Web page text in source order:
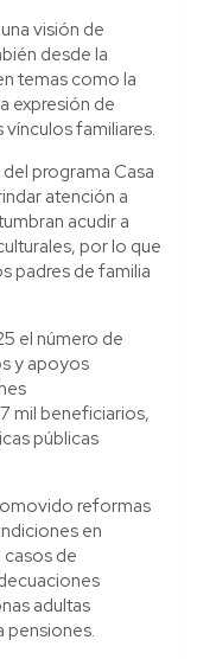
visión de
desde la
temas como la
expresión de
familiares.
programa Casa
atención a
acudir a
por lo que
padres de familia
el número de
y apoyos
mil beneficiarios,
públicas
reformas
en
de
adultas
pensiones.